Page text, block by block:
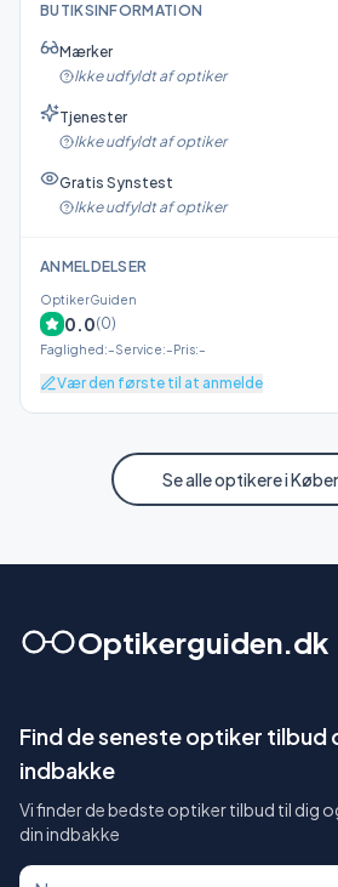
BUTIKSINFORMATION
Mærker
Ikke udfyldt af optiker
Tjenester
Ikke udfyldt af optiker
Gratis Synstest
Ikke udfyldt af optiker
ANMELDELSER
OptikerGuiden
0.0(0)
Faglighed :–Service:– Pris:–
Vær den første til at anmelde
Se alle optikere i
Optikerguiden.dk
Find de seneste optiker tilbud
indbakke
Vi finder de bedste optiker tilbud til dig
din indbakke